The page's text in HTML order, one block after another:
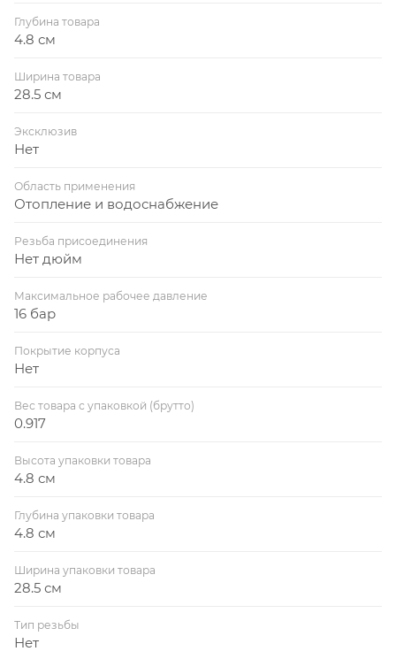
Глубина товара
4.8 см
Ширина товара
28.5 см
Эксклюзив
Нет
Область применения
Отопление и водоснабжение
Резьба присоединения
Нет дюйм
Максимальное рабочее давление
16 бар
Покрытие корпуса
Нет
Вес товара с упаковкой (брутто)
0.917
Высота упаковки товара
4.8 см
Глубина упаковки товара
4.8 см
Ширина упаковки товара
28.5 см
Тип резьбы
Нет